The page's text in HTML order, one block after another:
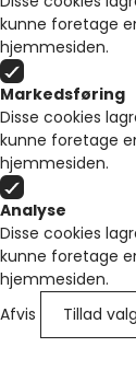
kunne foretage
hjemmesiden.
Markedsføring
Disse cookies
kunne foretage
hjemmesiden.
Analyse
Disse cookies
kunne foretage
hjemmesiden.
Afvis
Tillad